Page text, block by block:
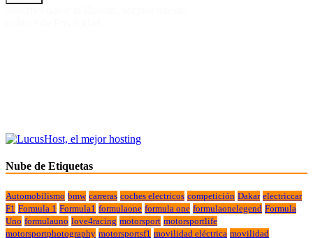
Nube de Etiquetas
Automobilismo bmw carreras coches electricos competición Dakar electriccar
F1 Formula 1 Formula1 formulaone formula one formulaonelegend Formula
Uno formulauno love4racing motorsport motorsportlife
motorsportphotography motorsportsf1 movilidad eléctrica movilidad